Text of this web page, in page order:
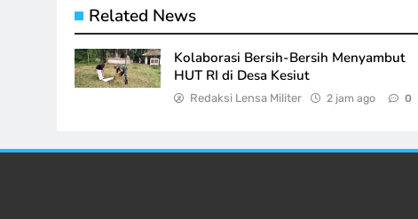
Related News
Kolaborasi Bersih-Bersih Menyambut
HUT RI di Desa Kesiut
Redaksi Lensa Militer 2 jam ago 0